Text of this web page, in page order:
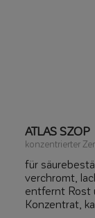
ATLAS SZOP
konzentrierter
für
verchromt,
entfernt Rost
Konzentrat,